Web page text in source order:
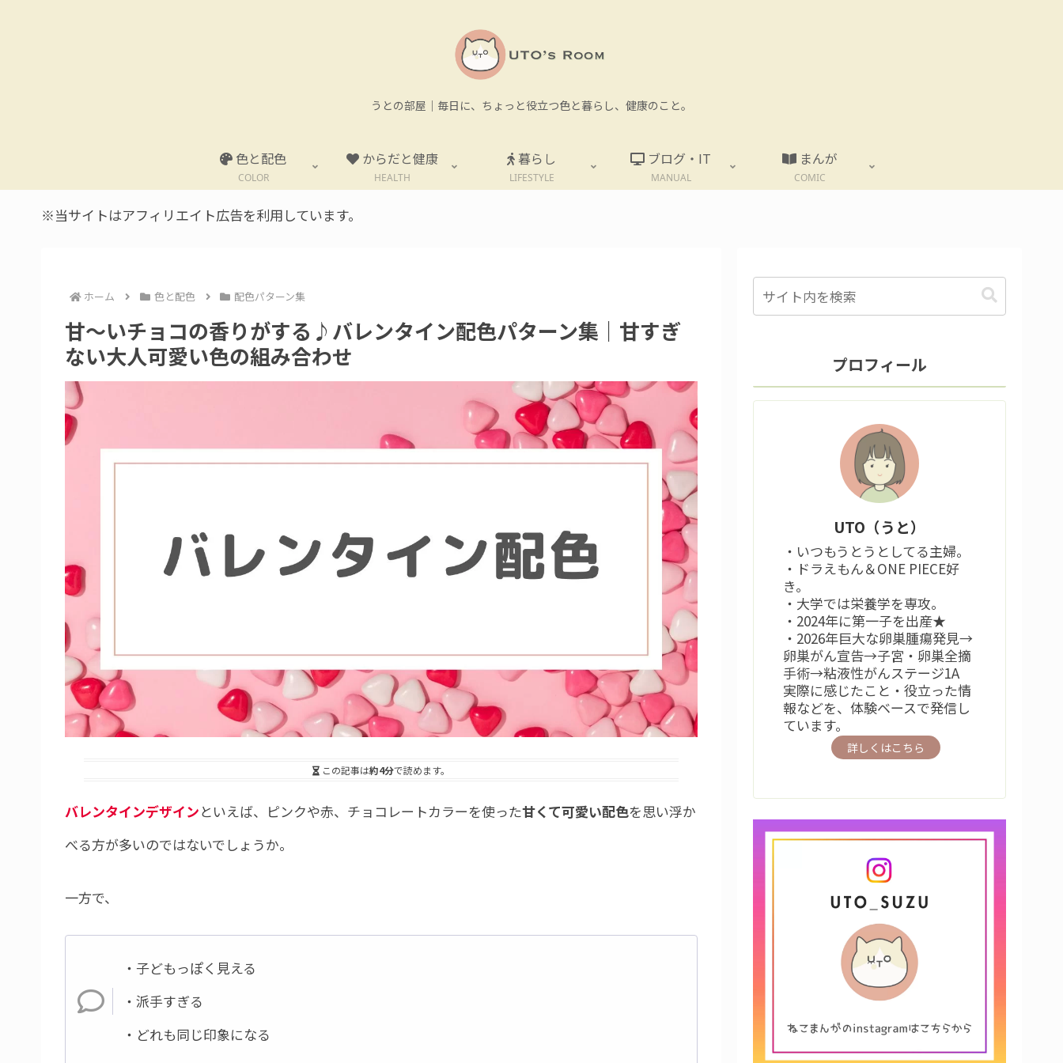
うとの部屋｜毎日に、ちょっと役立つ色と暮らし、健康のこと。
色と配色
COLOR
からだと健康
HEALTH
暮らし
LIFESTYLE
ブログ・IT
MANUAL
まんが
COMIC
※当サイトはアフィリエイト広告を利用しています。
ホーム 色と配色 配色パターン集
甘〜いチョコの香りがする♪バレンタイン配色パターン集｜甘すぎ
ない大人可愛い色の組み合わせ
この記事は約4分で読めます。
バレンタインデザインといえば、ピンクや赤、チョコレートカラーを使った甘くて可愛い配色を思い浮か
べる方が多いのではないでしょうか。
一方で、
・子どもっぽく見える
・派手すぎる
・どれも同じ印象になる
プロフィール
UTO（うと）
・いつもうとうとしてる主婦。
・ドラえもん＆ONE PIECE好
き。
・大学では栄養学を専攻。
・2024年に第一子を出産★
・2026年巨大な卵巣腫瘍発見→
卵巣がん宣告→子宮・卵巣全摘
手術→粘液性がんステージ1A
実際に感じたこと・役立った情
報などを、体験ベースで発信し
ています。
詳しくはこちら